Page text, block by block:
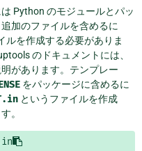
Python のモジュールとパッ
加のファイルを含めるに
ルを作成する必要がありま
のドキュメントには、
があります。テンプレー
をパッケージに含めるに
というファイルを作成
。